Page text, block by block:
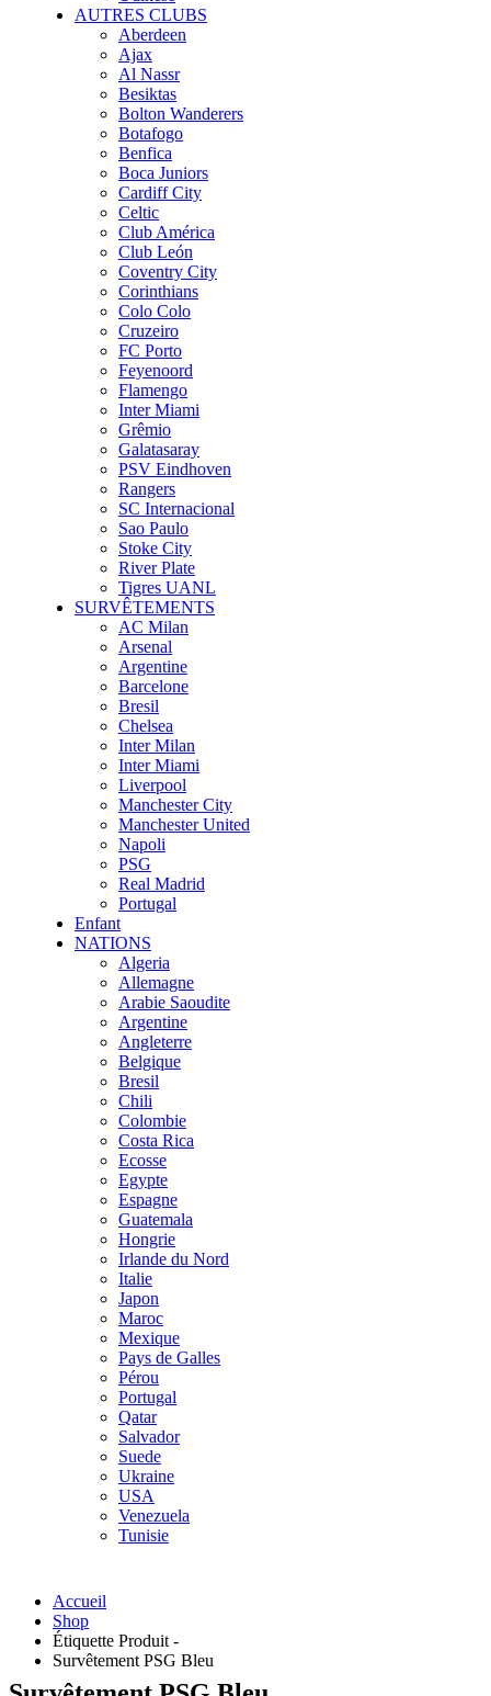
AUTRES CLUBS
Aberdeen
Ajax
Al Nassr
Besiktas
Bolton Wanderers
Botafogo
Benfica
Boca Juniors
Cardiff City
Celtic
Club América
Club León
Coventry City
Corinthians
Colo Colo
Cruzeiro
FC Porto
Feyenoord
Flamengo
Inter Miami
Grêmio
Galatasaray
PSV Eindhoven
Rangers
SC Internacional
Sao Paulo
Stoke City
River Plate
Tigres UANL
SURVÊTEMENTS
AC Milan
Arsenal
Argentine
Barcelone
Bresil
Chelsea
Inter Milan
Inter Miami
Liverpool
Manchester City
Manchester United
Napoli
PSG
Real Madrid
Portugal
Enfant
NATIONS
Algeria
Allemagne
Arabie Saoudite
Argentine
Angleterre
Belgique
Bresil
Chili
Colombie
Costa Rica
Ecosse
Egypte
Espagne
Guatemala
Hongrie
Irlande du Nord
Italie
Japon
Maroc
Mexique
Pays de Galles
Pérou
Portugal
Qatar
Salvador
Suede
Ukraine
USA
Venezuela
Tunisie
Accueil
Shop
Étiquette Produit -
Survêtement PSG Bleu